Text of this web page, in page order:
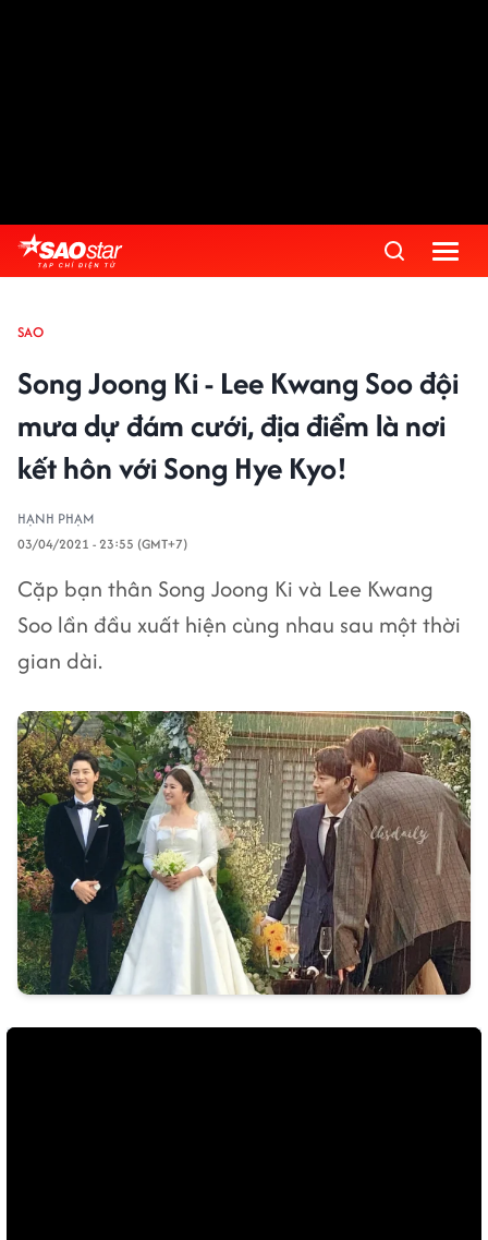
SAO
Song Joong Ki - Lee Kwang Soo đội
mưa dự đám cưới, địa điểm là nơi
kết hôn với Song Hye Kyo!
HẠNH PHẠM
03/04/2021 - 23:55 (GMT+7)
Cặp bạn thân Song Joong Ki và Lee Kwang
Soo lần đầu xuất hiện cùng nhau sau một thời
gian dài.